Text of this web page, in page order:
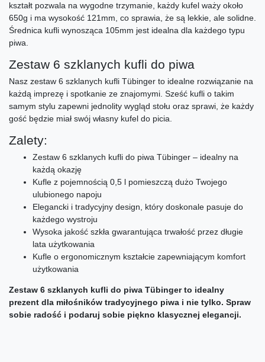
kształt pozwala na wygodne trzymanie, każdy kufel waży około
650g i ma wysokość 121mm, co sprawia, że są lekkie, ale solidne.
Średnica kufli wynosząca 105mm jest idealna dla każdego typu
piwa.
Zestaw 6 szklanych kufli do piwa
Nasz zestaw 6 szklanych kufli Tübinger to idealne rozwiązanie na
każdą imprezę i spotkanie ze znajomymi. Sześć kufli o takim
samym stylu zapewni jednolity wygląd stołu oraz sprawi, że każdy
gość będzie miał swój własny kufel do picia.
Zalety:
Zestaw 6 szklanych kufli do piwa Tübinger – idealny na
każdą okazję
Kufle z pojemnością 0,5 l pomieszczą dużo Twojego
ulubionego napoju
Elegancki i tradycyjny design, który doskonale pasuje do
każdego wystroju
Wysoka jakość szkła gwarantująca trwałość przez długie
lata użytkowania
Kufle o ergonomicznym kształcie zapewniającym komfort
użytkowania
Zestaw 6 szklanych kufli do piwa Tübinger to idealny
prezent dla miłośników tradycyjnego piwa i nie tylko. Spraw
sobie radość i podaruj sobie piękno klasycznej elegancji.